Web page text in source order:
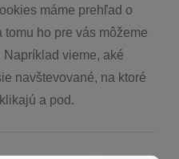
máme prehľad o
ho pre vás môžeme
vieme, aké
navštevované, na ktoré
a pod.